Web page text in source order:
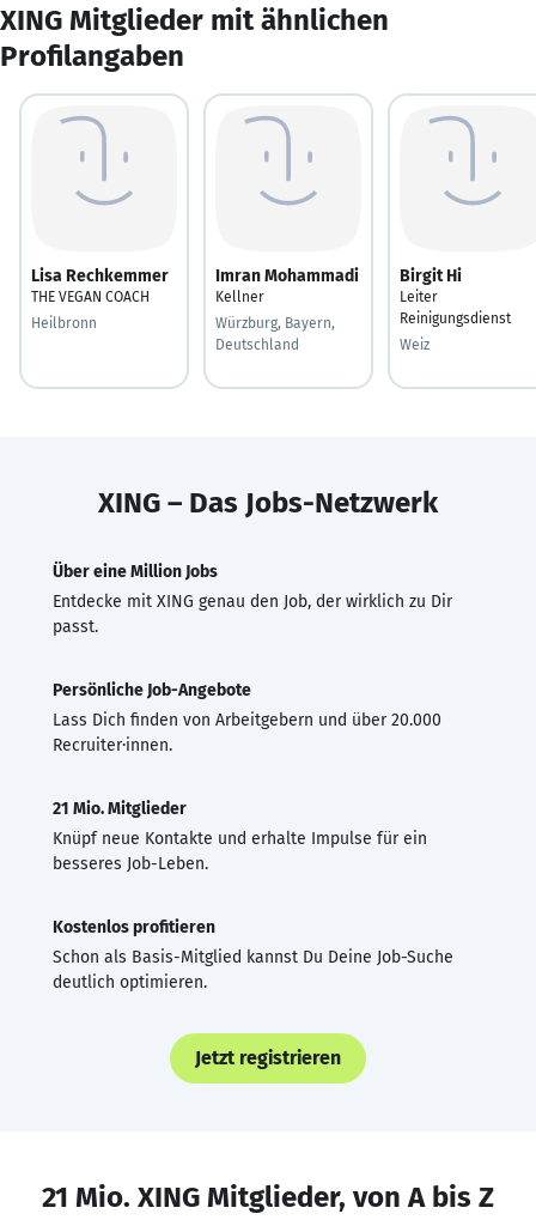
XING Mitglieder mit ähnlichen
Profilangaben
Lisa Rechkemmer
THE VEGAN COACH
Heilbronn
Imran Mohammadi
Kellner
Würzburg, Bayern,
Deutschland
Birgit Hi
Leiter
Reinigungsdienst
Weiz
XING – Das Jobs-Netzwerk
Über eine Million Jobs
Entdecke mit XING genau den Job, der wirklich zu Dir
passt.
Persönliche Job-Angebote
Lass Dich finden von Arbeitgebern und über 20.000
Recruiter·innen.
21 Mio. Mitglieder
Knüpf neue Kontakte und erhalte Impulse für ein
besseres Job-Leben.
Kostenlos profitieren
Schon als Basis-Mitglied kannst Du Deine Job-Suche
deutlich optimieren.
Jetzt registrieren
21 Mio. XING Mitglieder, von A bis Z